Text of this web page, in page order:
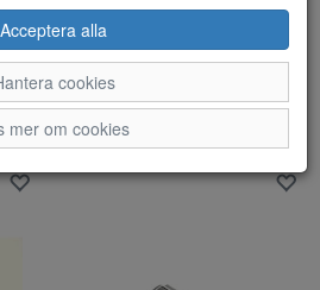
Acceptera alla
cookies
mer om cookies